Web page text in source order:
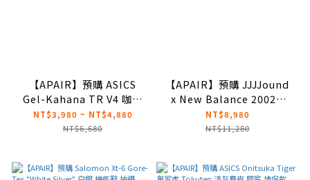
【APAIR】預購 ASICS
Gel-Kahana TR V4 咖啡
黑銀 機能抽繩 跑鞋
1203A716-202
NT$3,980 ~ NT$4,880
NT$6,680
【APAIR】預購 JJJJound
x New Balance 2002R
GORE-TEX 全黑 皮革 抽繩
鞋帶 復古跑鞋 M2002RXW
NT$8,980
NT$11,280